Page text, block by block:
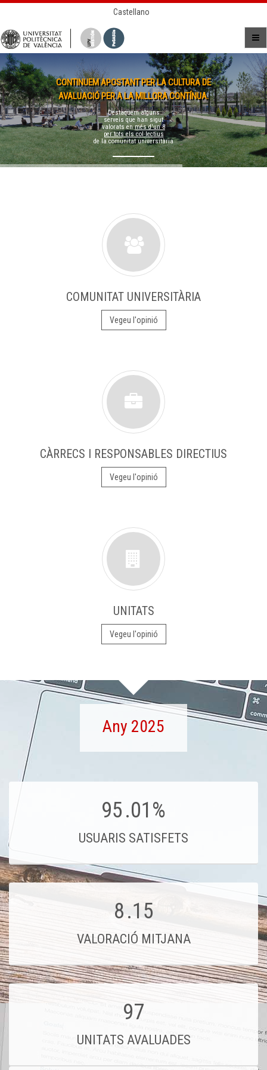
Castellano
CONTINUEM APOSTANT PER LA CULTURA DE
AVALUACIÓ PER A LA MILLORA CONTÍNUA.
Destaquem alguns
serveis que han sigut
valorats enmés d'un 8
per tots els col·lectius
de la comunitat universitària
COMUNITAT UNIVERSITÀRIA
Vegeu l'opinió
CÀRRECS I RESPONSABLES DIRECTIUS
Vegeu l'opinió
UNITATS
Vegeu l'opinió
Any 2025
95.01%
USUARIS SATISFETS
8.15
VALORACIÓ MITJANA
97
UNITATS AVALUADES